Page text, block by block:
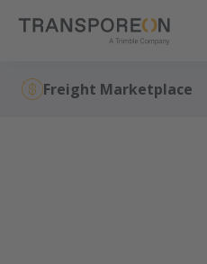
Freight Marketplace